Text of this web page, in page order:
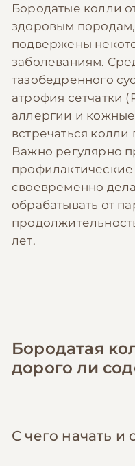
Бородатые колли
здоровым породам,
подвержены
заболеваниям.
тазобедренного
атрофия сетчатки
аллергии и
встречаться колли
Важно регулярно
своевременно
обрабатывать от
лет.
Бородатая
дорого ли
С чего начать и